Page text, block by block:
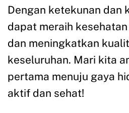
Dengan ketekunan dan
dapat meraih
dan meningkatkan
keseluruhan. Mari kita
pertama menuju gaya
aktif dan sehat!